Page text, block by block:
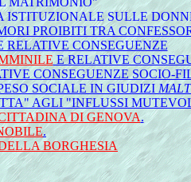
ISTITUZIONALE SULLE
PROIBITI TRA
RELATIVE CONSEGUENZE
E RELATIVE
CONSEGUENZE SOCIO-
SOCIALE IN GIUDIZI
AGLI "INFLUSSI
DI GENOVA.
.
BORGHESIA